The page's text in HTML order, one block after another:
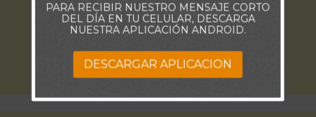
PARA RECIBIR NUESTRO MENSAJE CORTO
DEL DÍA EN TU CELULAR, DESCARGA
NUESTRA APLICACIÓN ANDROID.
DESCARGAR APLICACION